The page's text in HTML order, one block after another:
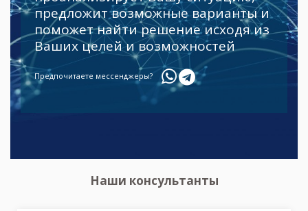
предложит возможные варианты и
поможет найти решение исходя из
Ваших целей и возможностей
Предпочитаете мессенджеры?
Наши консультанты